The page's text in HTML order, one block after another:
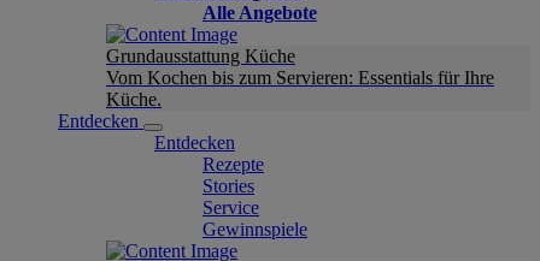
Alle Angebote
Grundausstattung Küche
Vom Kochen bis zum Servieren: Essentials für Ihre
Küche.
Entdecken
Entdecken
Rezepte
Stories
Service
Gewinnspiele